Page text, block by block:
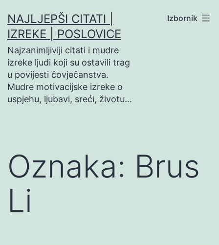
na
sadržaj
NAJLJEPŠI CITATI |
IZREKE | POSLOVICE
Najzanimljiviji citati i mudre
izreke ljudi koji su ostavili trag
u povijesti čovječanstva.
Mudre motivacijske izreke o
uspjehu, ljubavi, sreći, životu…
Izbornik
Oznaka: Brus
Li